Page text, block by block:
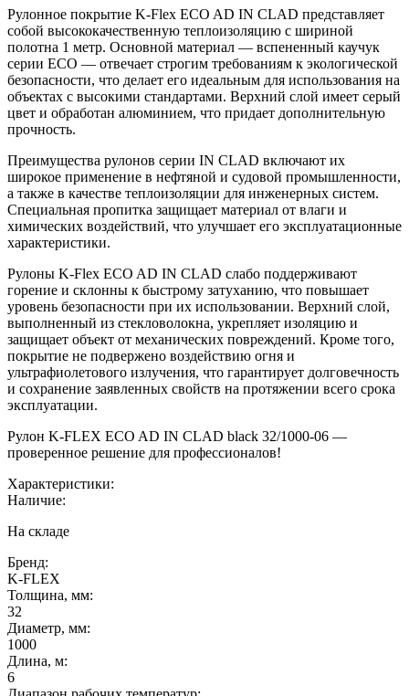
Рулонное покрытие K-Flex ECO AD IN CLAD представляет
собой высококачественную теплоизоляцию с шириной
полотна 1 метр. Основной материал — вспененный каучук
серии ECO — отвечает строгим требованиям к экологической
безопасности, что делает его идеальным для использования на
объектах с высокими стандартами. Верхний слой имеет серый
цвет и обработан алюминием, что придает дополнительную
прочность.
Преимущества рулонов серии IN CLAD включают их
широкое применение в нефтяной и судовой промышленности,
а также в качестве теплоизоляции для инженерных систем.
Специальная пропитка защищает материал от влаги и
химических воздействий, что улучшает его эксплуатационные
характеристики.
Рулоны K-Flex ECO AD IN CLAD слабо поддерживают
горение и склонны к быстрому затуханию, что повышает
уровень безопасности при их использовании. Верхний слой,
выполненный из стекловолокна, укрепляет изоляцию и
защищает объект от механических повреждений. Кроме того,
покрытие не подвержено воздействию огня и
ультрафиолетового излучения, что гарантирует долговечность
и сохранение заявленных свойств на протяжении всего срока
эксплуатации.
Рулон K-FLEX ECO AD IN CLAD black 32/1000-06 —
проверенное решение для профессионалов!
Характеристики:
Наличие:
На складе
Бренд:
K-FLEX
Толщина, мм:
32
Диаметр, мм:
1000
Длина, м:
6